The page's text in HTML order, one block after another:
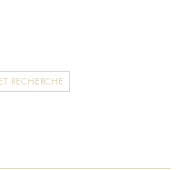
RECHERCHE